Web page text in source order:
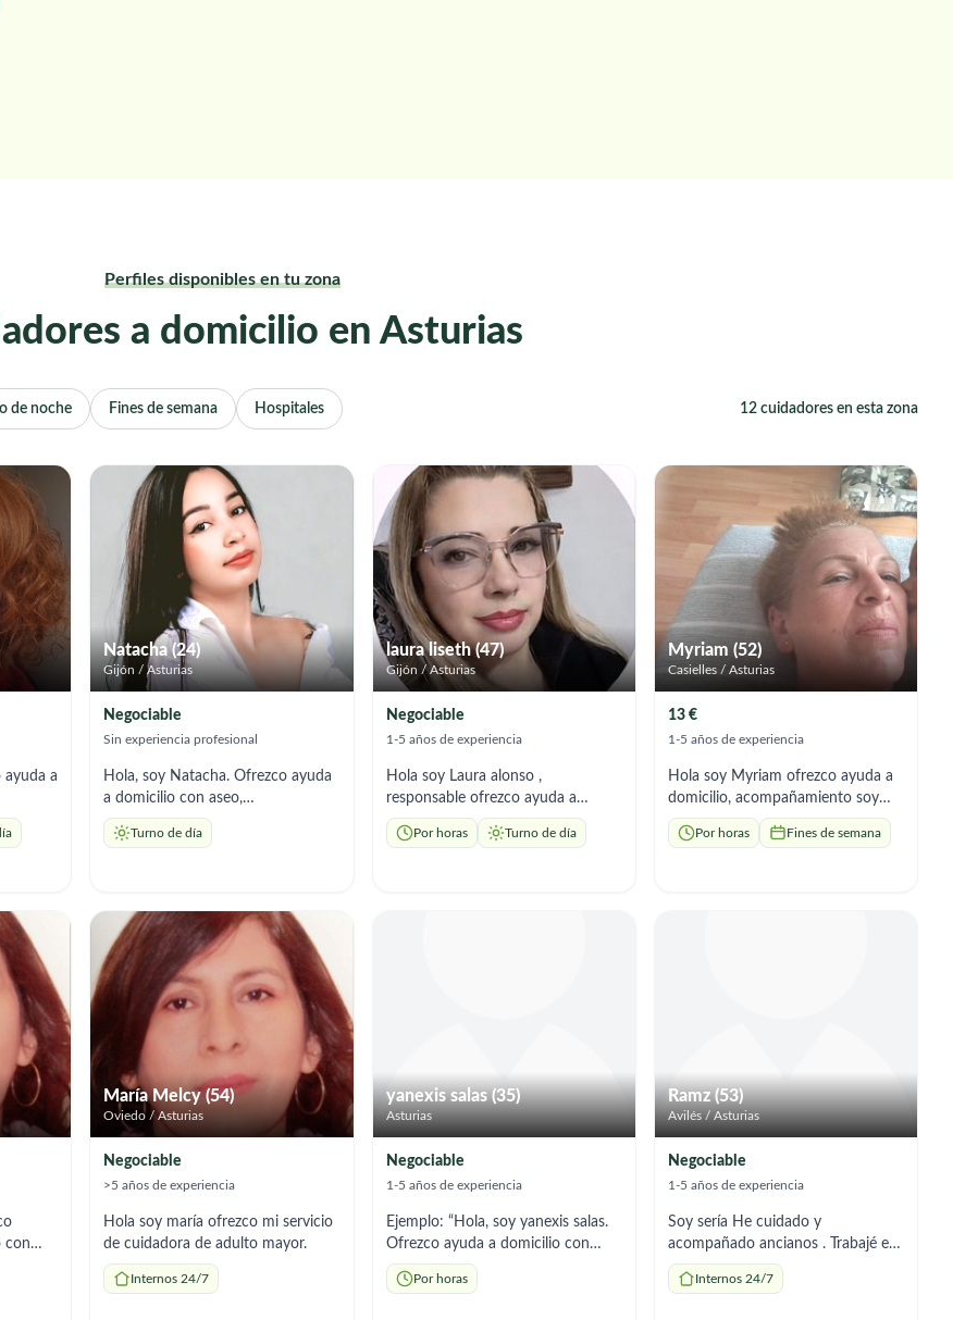
Perfiles disponibles en tu zona
a domicilio en Asturias
de noche Fines de semana Hospitales 12 cuidadores en esta zona
ayuda a
hogar
Cruz
Natacha (24)
Gijón / Asturias
Negociable
Sin experiencia profesional
Hola, soy Natacha. Ofrezco ayuda
a domicilio con aseo,
acompañamiento, tareas del hogar
y preparación de comidas. Soy
Turno de día
laura liseth (47)
Gijón / Asturias
Negociable
1-5 años de experiencia
Hola soy Laura alonso ,
responsable ofrezco ayuda a
domicilio con aseo ,
acompañamiento, tareas del hogar
Por horas Turno de día
Myriam (52)
Casielles / Asturias
13 €
1-5 años de experiencia
Hola soy Myriam ofrezco ayuda a
domicilio, acompañamiento soy
respetuosa responsable amo lo que
hago. Estoy disponible los
Por horas Fines de semana
con
María Melcy (54)
Oviedo / Asturias
Negociable
>5 años de experiencia
Hola soy maría ofrezco mi servicio
de cuidadora de adulto mayor.
Internos 24/7
yanexis salas (35)
Asturias
Negociable
1-5 años de experiencia
Ejemplo: “Hola, soy yanexis salas.
Ofrezco ayuda a domicilio con
aseo, acompañamiento, tareas del
hogar y preparación de comidas.
Por horas
Ramz (53)
Avilés / Asturias
Negociable
1-5 años de experiencia
Soy sería He cuidado y
acompañado ancianos . Trabajé en
un una empresa especializada .
Puedes pedir referencias . Empresa
Internos 24/7